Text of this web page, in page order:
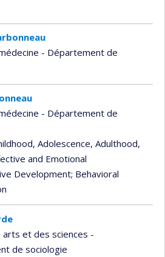
- Département de
- Département de
Adolescence, Adulthood,
and Emotional
Development; Behavioral
arts et des sciences -
de sociologie